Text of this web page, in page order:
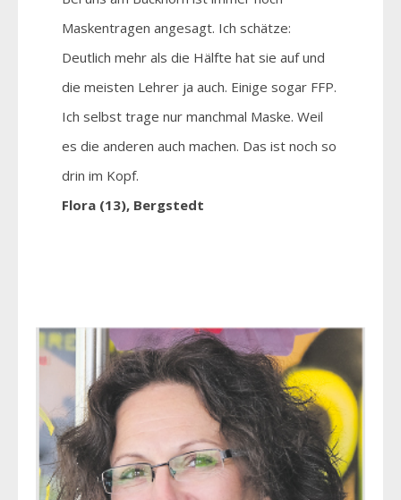
Maskentragen angesagt. Ich schätze:
Deutlich mehr als die Hälfte hat sie auf und
die meisten Lehrer ja auch. Einige sogar FFP.
Ich selbst trage nur manchmal Maske. Weil
es die anderen auch machen. Das ist noch so
drin im Kopf.
Flora (13), Bergstedt